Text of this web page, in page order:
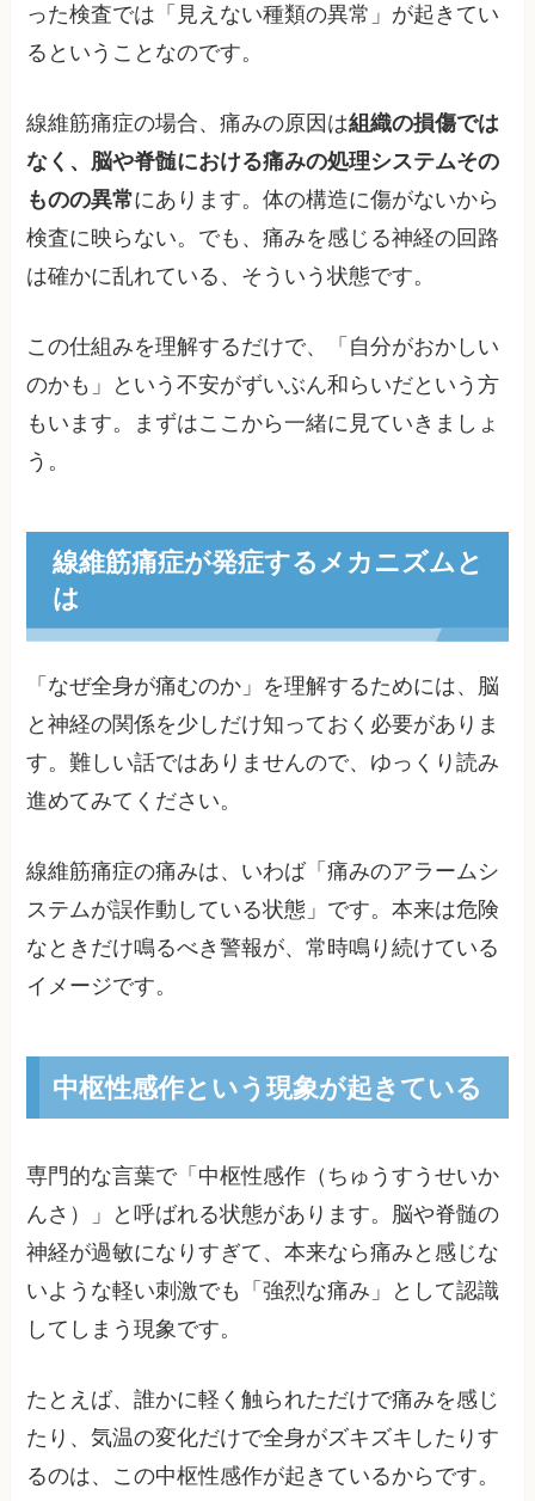
った検査では「見えない種類の異常」が起きてい
るということなのです。
線維筋痛症の場合、痛みの原因は組織の損傷では
なく、脳や脊髄における痛みの処理システムその
ものの異常にあります。体の構造に傷がないから
検査に映らない。でも、痛みを感じる神経の回路
は確かに乱れている、そういう状態です。
この仕組みを理解するだけで、「自分がおかしい
のかも」という不安がずいぶん和らいだという方
もいます。まずはここから一緒に見ていきましょ
う。
線維筋痛症が発症するメカニズムと
は
「なぜ全身が痛むのか」を理解するためには、脳
と神経の関係を少しだけ知っておく必要がありま
す。難しい話ではありませんので、ゆっくり読み
進めてみてください。
線維筋痛症の痛みは、いわば「痛みのアラームシ
ステムが誤作動している状態」です。本来は危険
なときだけ鳴るべき警報が、常時鳴り続けている
イメージです。
中枢性感作という現象が起きている
専門的な言葉で「中枢性感作（ちゅうすうせいか
んさ）」と呼ばれる状態があります。脳や脊髄の
神経が過敏になりすぎて、本来なら痛みと感じな
いような軽い刺激でも「強烈な痛み」として認識
してしまう現象です。
たとえば、誰かに軽く触られただけで痛みを感じ
たり、気温の変化だけで全身がズキズキしたりす
るのは、この中枢性感作が起きているからです。